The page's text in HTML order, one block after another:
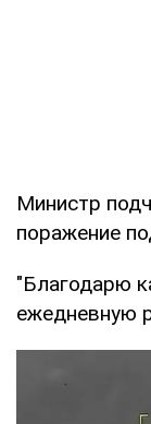
Министр
поражение
"Благодарю
ежедневную